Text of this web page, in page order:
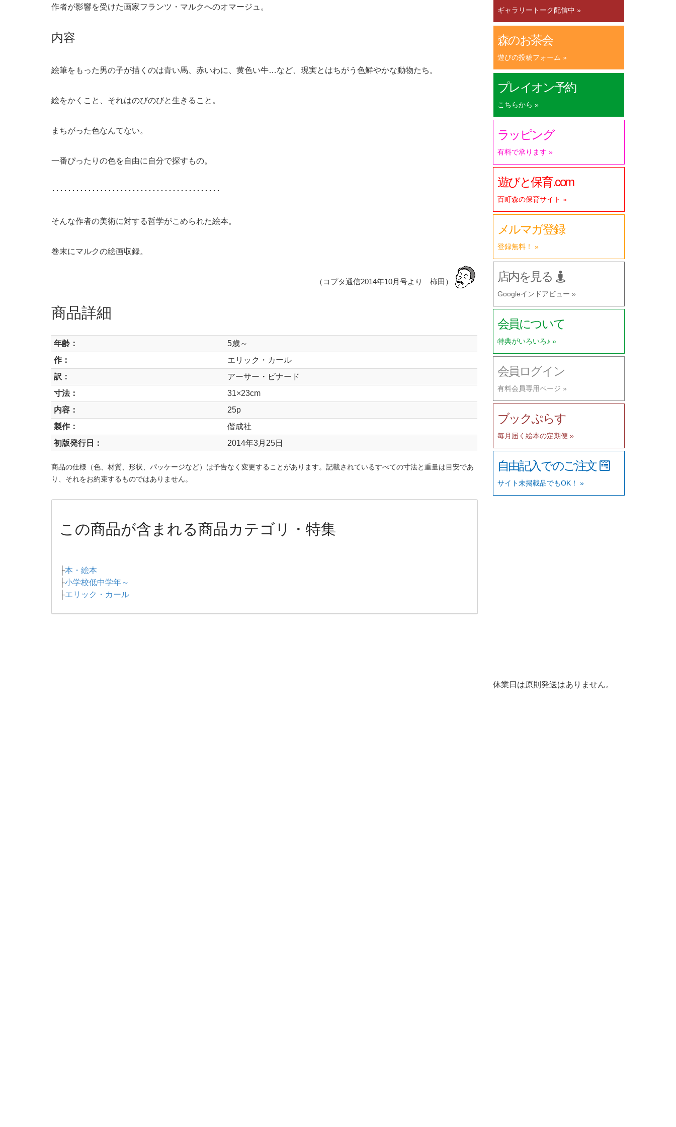
作者が影響を受けた画家フランツ・マルクへのオマージュ。
内容
絵筆をもった男の子が描くのは青い馬、赤いわに、黄色い牛…など、現実とはちがう色鮮やかな動物たち。
絵をかくこと、それはのびのびと生きること。
まちがった色なんてない。
一番ぴったりの色を自由に自分で探すもの。
･･････････････････････････････････････････
そんな作者の美術に対する哲学がこめられた絵本。
巻末にマルクの絵画収録。
（コプタ通信2014年10月号より 柿田）
商品詳細
年齢：
5歳～
作：
エリック・カール
訳：
アーサー・ビナード
寸法：
31×23cm
内容：
25p
製作：
偕成社
初版発行日：
2014年3月25日
商品の仕様（色、材質、形状、パッケージなど）は予告なく変更することがあります。記載されているすべての寸法と重量は目安であ
り、それをお約束するものではありません。
この商品が含まれる商品カテゴリ・特集
├本・絵本
├小学校低中学年～
├エリック・カール
ギャラリートーク配信中 »
森のお茶会
遊びの投稿フォーム »
プレイオン予約
こちらから »
ラッピング
有料で承ります »
遊びと保育.com
百町森の保育サイト »
メルマガ登録
登録無料！ »
店内を見る
Googleインドアビュー »
会員について
特典がいろいろ♪ »
会員ログイン
有料会員専用ページ »
ブックぷらす
毎月届く絵本の定期便 »
自由記入でのご注文
サイト未掲載品でもOK！ »
休業日は原則発送はありません。